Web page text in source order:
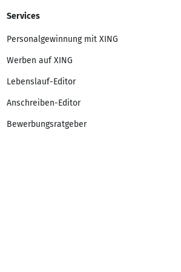
Services
Personalgewinnung mit XING
Werben auf XING
Lebenslauf-Editor
Anschreiben-Editor
Bewerbungsratgeber